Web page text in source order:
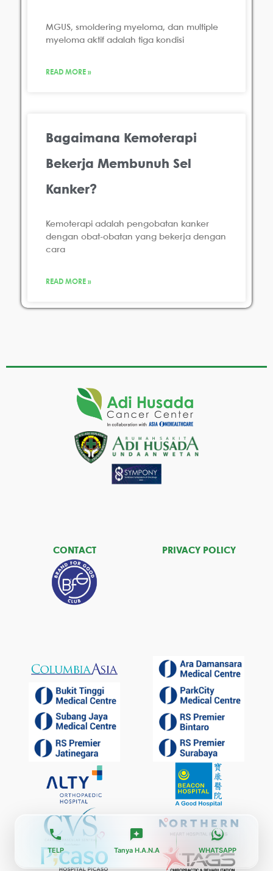
MGUS, smoldering myeloma, dan multiple
myeloma aktif adalah tiga kondisi
READ MORE »
Bagaimana Kemoterapi
Bekerja Membunuh Sel
Kanker?
Kemoterapi adalah pengobatan kanker
dengan obat-obatan yang bekerja dengan
cara
READ MORE »
TELP Tanya H.A.N.A WHATSAPP
CONTACT PRIVACY POLICY